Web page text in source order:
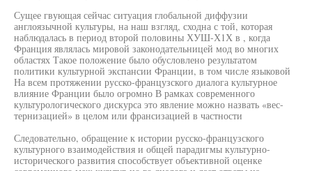
Сущее гвующая сейчас ситуация глобальной диффузии
англоязычной культуры, на наш взгляд, сходна с той, которая
наблюдалась в период второй половины ХУШ-Х1Х в , когда
Франция являлась мировой законодательницей мод во многих
областях Такое положение было обусловлено результатом
политики культурной экспансии Франции, в том числе языковой
На всем протяжении русско-французского диалога культурное
влияние Франции было огромно В рамках современного
культурологического дискурса это явление можно назвать «вес-
тернизацией» в целом или франсизацией в частности
Следовательно, обращение к истории русско-французского
культурного взаимодействия и общей парадигмы культурно-
исторического развития способствует объективной оценке